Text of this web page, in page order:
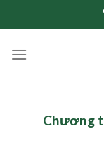
to
Chương